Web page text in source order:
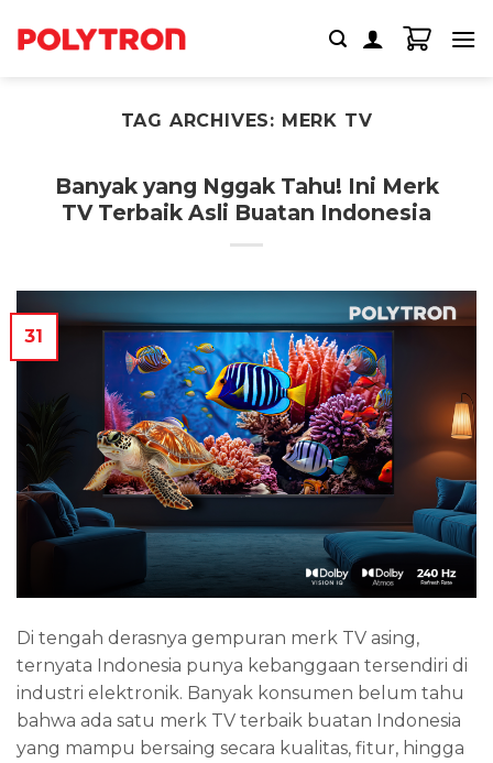
TAG ARCHIVES: MERK TV
Banyak yang Nggak Tahu! Ini Merk
TV Terbaik Asli Buatan Indonesia
31
Di tengah derasnya gempuran merk TV asing,
ternyata Indonesia punya kebanggaan tersendiri di
industri elektronik. Banyak konsumen belum tahu
bahwa ada satu merk TV terbaik buatan Indonesia
yang mampu bersaing secara kualitas, fitur, hingga